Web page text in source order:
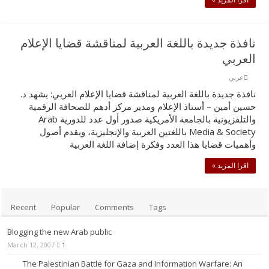
ﻧﺎﻓﺬة ﺟﺪﯾﺪة ﺑﺎﻟﻠﻐﺔ اﻟﻌﺮﺑﯿﺔ ﻟﻤﻨﺎﻗﺸﺔ ﻗﻀﺎﯾﺎ اﻹﻋﻼم
اﻟﻌﺮﺑﻲ
عربي
ﻧﺎﻓﺬة ﺟﺪﯾﺪة ﺑﺎﻟﻠﻐﺔ اﻟﻌﺮﺑﯿﺔ ﻟﻤﻨﺎﻗﺸﺔ ﻗﻀﺎﯾﺎ اﻹﻋﻼم اﻟﻌﺮﺑﻲ: يشهد د.
ﺣﺴﯿﻦ أﻣﯿﻦ – أﺳﺘﺎذ اﻹﻋﻼم وﻣﺪﯾﺮ ﻣﺮﻛﺰ أدهم ﻟﻠﺼﺤﺎﻓﺔ الرقمية
واﻟﺘﻠﻔﺰﯾﻮﻧﯿﺔ ﺑﺎﻟﺠﺎﻣﻌﺔ اﻷﻣﺮﯾﻜﯿﺔ صدور أول عدد للدورية Arab
Media & Society باللغتين اﻟﻌﺮﺑﯿﺔ واﻹﻧﺠﻠﯿﺰﯾﺔ، ويقدم أصول
وأهميات قضايا هذا العدد وﻓﻜﺮة إﺿﺎﻓﺔ اﻟﻠﻐﺔ اﻟﻌﺮﺑﯿﺔ
اقرا المزيد »
Recent Popular Comments Tags
Blogging the new Arab public
March 12, 2007 1
The Palestinian Battle for Gaza and Information Warfare: An